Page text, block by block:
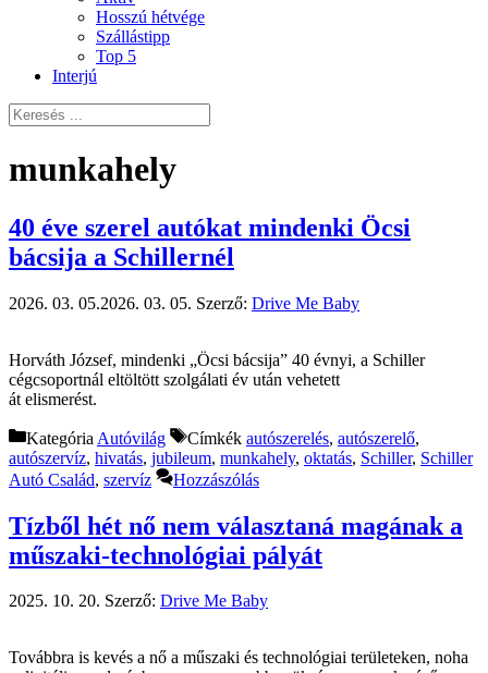
Hosszú hétvége
Szállástipp
Top 5
Interjú
munkahely
40 éve szerel autókat mindenki Öcsi
bácsija a Schillernél
2026. 03. 05.2026. 03. 05. Szerző: Drive Me Baby
Horváth József, mindenki „Öcsi bácsija” 40 évnyi, a Schiller
cégcsoportnál eltöltött szolgálati év után vehetett
át elismerést.
Kategória Autóvilág Címkék autószerelés, autószerelő,
autószervíz, hivatás, jubileum, munkahely, oktatás, Schiller, Schiller
Autó Család, szervíz Hozzászólás
Tízből hét nő nem választaná magának a
műszaki-technológiai pályát
2025. 10. 20. Szerző: Drive Me Baby
Továbbra is kevés a nő a műszaki és technológiai területeken, noha